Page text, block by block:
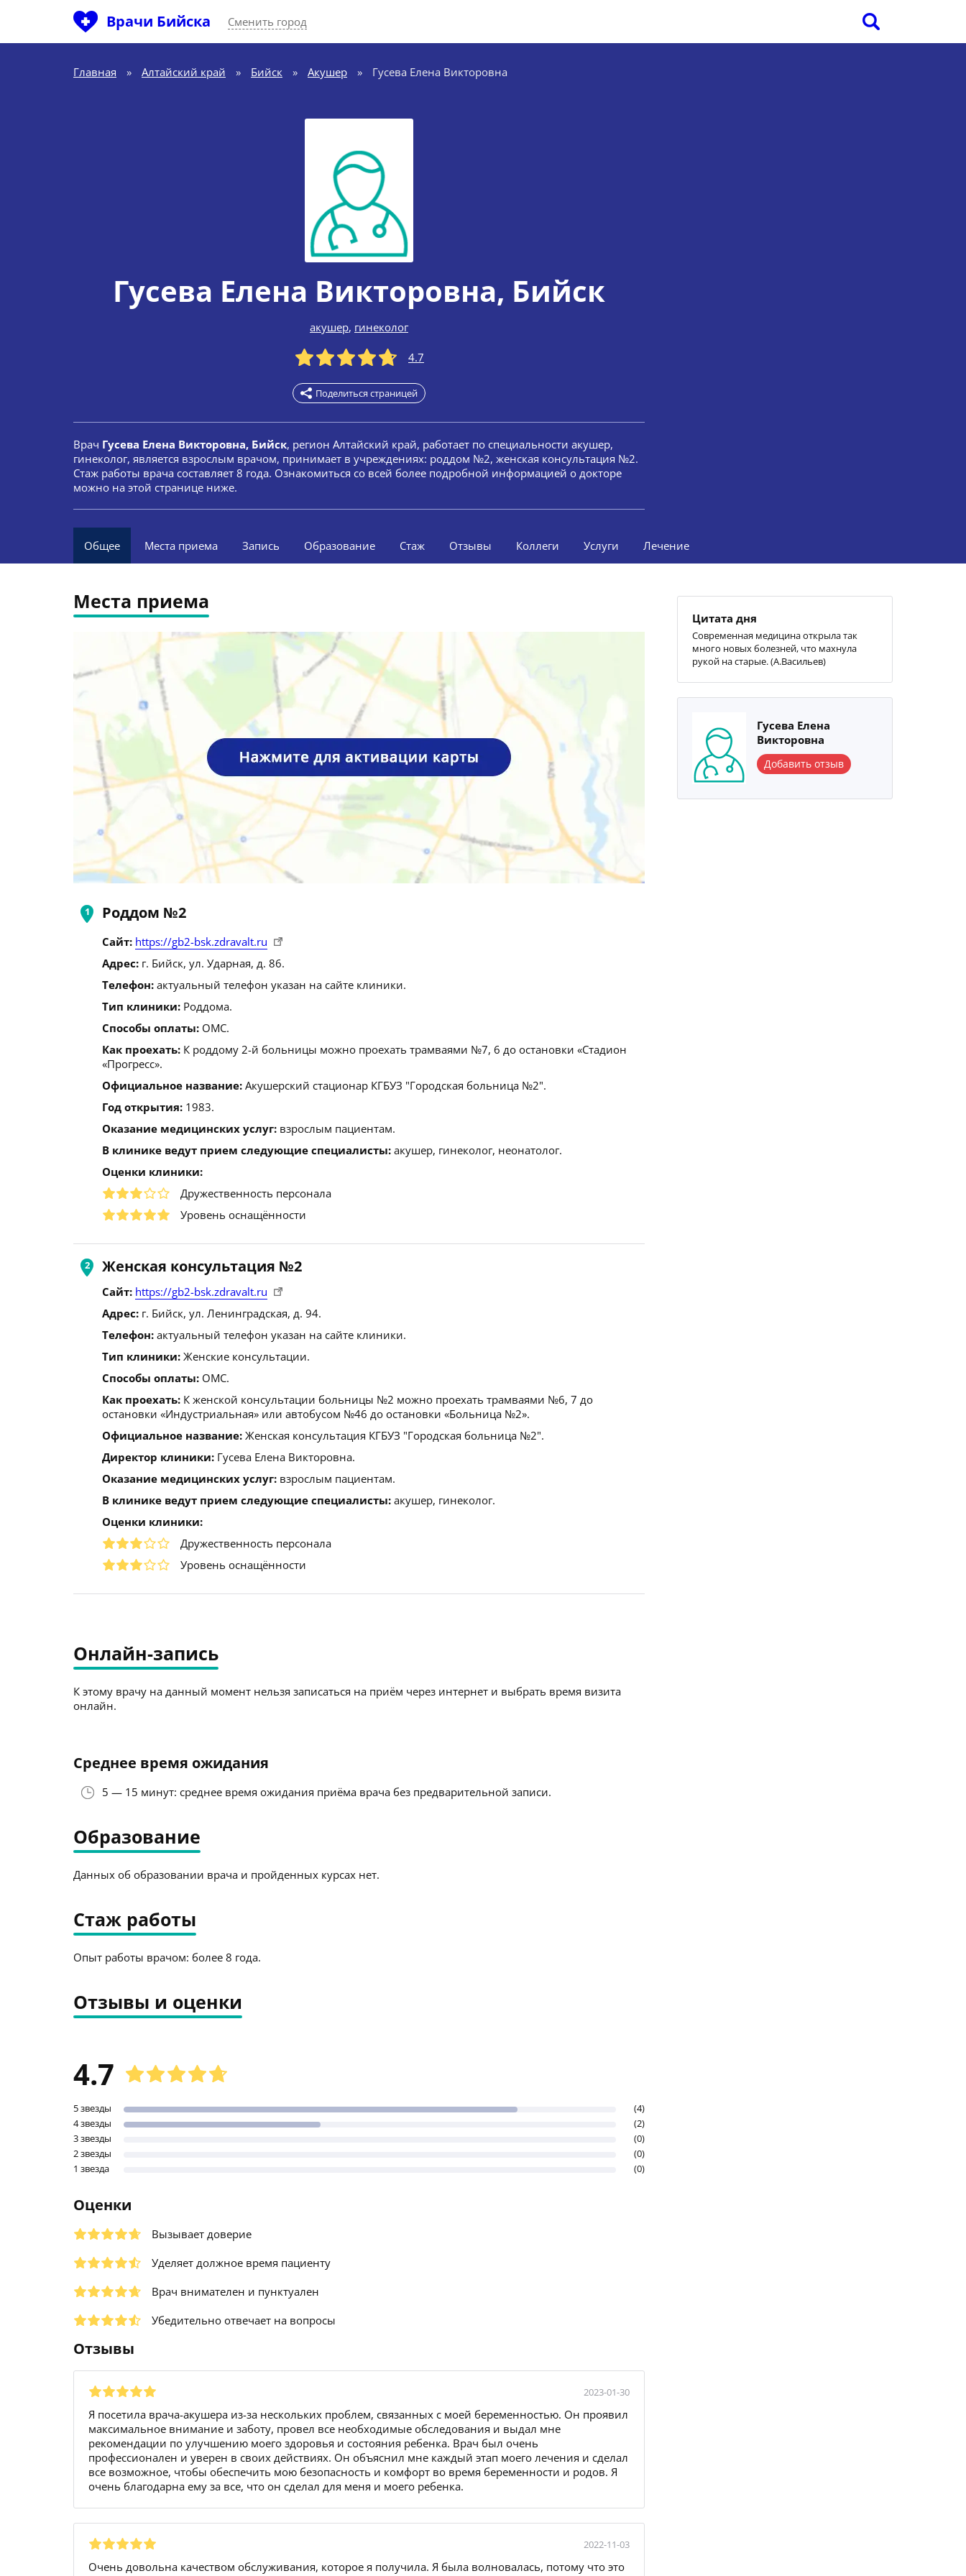
Врачи Бийска Сменить город
Главная » Алтайский край » Бийск » Акушер » Гусева Елена Викторовна
Гусева Елена Викторовна, Бийск
акушер, гинеколог
4.7
Поделиться страницей
Врач Гусева Елена Викторовна, Бийск, регион Алтайский край, работает по специальности акушер,
гинеколог, является взрослым врачом, принимает в учреждениях: роддом №2, женская консультация №2.
Стаж работы врача составляет 8 года. Ознакомиться со всей более подробной информацией о докторе
можно на этой странице ниже.
Общее Места приема Запись Образование Стаж Отзывы Коллеги Услуги Лечение
Места приема
Роддом №2
Сайт: https://gb2-bsk.zdravalt.ru
Адрес: г. Бийск, ул. Ударная, д. 86.
Телефон: актуальный телефон указан на сайте клиники.
Тип клиники: Роддома.
Способы оплаты: ОМС.
Как проехать: К роддому 2-й больницы можно проехать трамваями №7, 6 до остановки «Стадион
«Прогресс».
Официальное название: Акушерский стационар КГБУЗ "Городская больница №2".
Год открытия: 1983.
Оказание медицинских услуг: взрослым пациентам.
В клинике ведут прием следующие специалисты: акушер, гинеколог, неонатолог.
Оценки клиники:
Дружественность персонала
Уровень оснащённости
Женская консультация №2
Сайт: https://gb2-bsk.zdravalt.ru
Адрес: г. Бийск, ул. Ленинградская, д. 94.
Телефон: актуальный телефон указан на сайте клиники.
Тип клиники: Женские консультации.
Способы оплаты: ОМС.
Как проехать: К женской консультации больницы №2 можно проехать трамваями №6, 7 до
остановки «Индустриальная» или автобусом №46 до остановки «Больница №2».
Официальное название: Женская консультация КГБУЗ "Городская больница №2".
Директор клиники: Гусева Елена Викторовна.
Оказание медицинских услуг: взрослым пациентам.
В клинике ведут прием следующие специалисты: акушер, гинеколог.
Оценки клиники:
Дружественность персонала
Уровень оснащённости
Онлайн-запись
К этому врачу на данный момент нельзя записаться на приём через интернет и выбрать время визита
онлайн.
Среднее время ожидания
5 — 15 минут: среднее время ожидания приёма врача без предварительной записи.
Образование
Данных об образовании врача и пройденных курсах нет.
Стаж работы
Опыт работы врачом: более 8 года.
Отзывы и оценки
4.7
5 звезды
(4)
4 звезды
(2)
3 звезды
(0)
2 звезды
(0)
1 звезда
(0)
Оценки
Вызывает доверие
Уделяет должное время пациенту
Врач внимателен и пунктуален
Убедительно отвечает на вопросы
Отзывы
2023-01-30
Я посетила врача-акушера из-за нескольких проблем, связанных с моей беременностью. Он проявил
максимальное внимание и заботу, провел все необходимые обследования и выдал мне
рекомендации по улучшению моего здоровья и состояния ребенка. Врач был очень
профессионален и уверен в своих действиях. Он объяснил мне каждый этап моего лечения и сделал
все возможное, чтобы обеспечить мою безопасность и комфорт во время беременности и родов. Я
очень благодарна ему за все, что он сделал для меня и моего ребенка.
2022-11-03
Очень довольна качеством обслуживания, которое я получила. Я была волновалась, потому что это
Цитата дня
Современная медицина открыла так
много новых болезней, что махнула
рукой на старые. (А.Васильев)
Гусева Елена
Викторовна
Добавить отзыв